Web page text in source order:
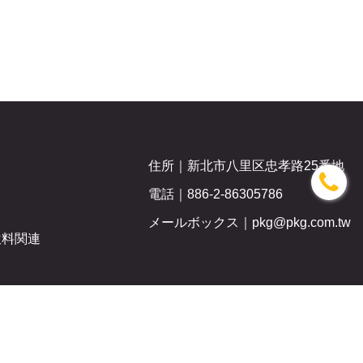
関連
住所｜ 新北市八里区忠孝路25番地
電話｜ 886-2-86305786
メールボックス｜ pkg@pkg.com.tw